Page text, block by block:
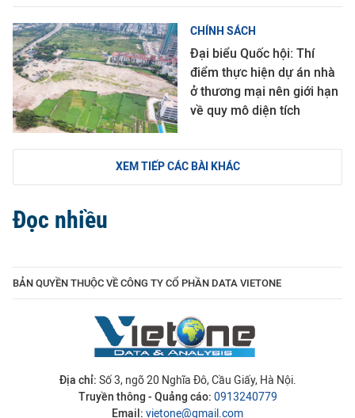
CHÍNH SÁCH
Đại biểu Quốc hội: Thí
điểm thực hiện dự án nhà
ở thương mại nên giới hạn
về quy mô diện tích
XEM TIẾP CÁC BÀI KHÁC
Đọc nhiều
BẢN QUYỀN THUỘC VỀ CÔNG TY CỔ PHẦN DATA VIETONE
Địa chỉ: Số 3, ngõ 20 Nghĩa Đô, Cầu Giấy, Hà Nội.
Truyền thông - Quảng cáo: 0913240779
Email: vietone@gmail.com